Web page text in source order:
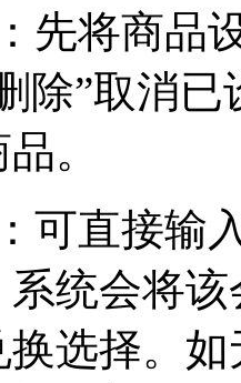
先将商品
除”取消
。
可直接输
统会将
换选择。